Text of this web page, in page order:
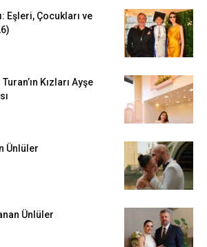
Eşleri, Çocukları ve
Kızları Ayşe
Ünlüler
Ünlüler